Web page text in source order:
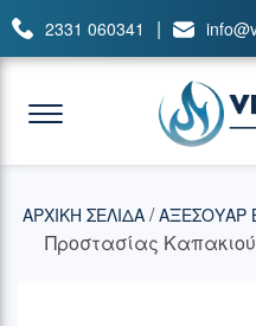
2331 060341 |
ΑΡΧΙΚΉ ΣΕΛΊΔΑ /ΑΞΕΣΟΥΑΡ
Προστασίας